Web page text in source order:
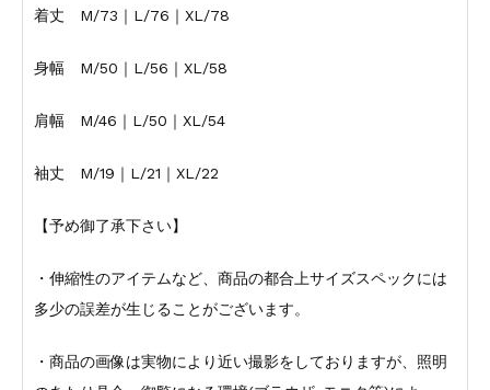
着丈 M/73｜L/76｜XL/78
身幅 M/50｜L/56｜XL/58
肩幅 M/46｜L/50｜XL/54
袖丈 M/19｜L/21｜XL/22
【予め御了承下さい】
・伸縮性のアイテムなど、商品の都合上サイズスペックには
多少の誤差が生じることがございます。
・商品の画像は実物により近い撮影をしておりますが、照明